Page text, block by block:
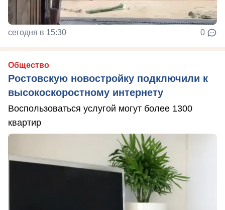
сегодня в 15:30 0
Общество
Ростовскую новостройку подключили к
высокоскоростному интернету
Воспользоваться услугой могут более 1300
квартир